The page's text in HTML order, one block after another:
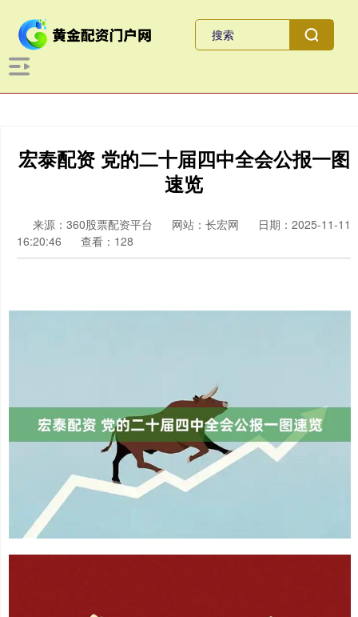
宏泰配资 党的二十届四中全会公报一图
速览
来源：360股票配资平台 网站：长宏网
日期：2025-11-11
16:20:46
查看：128